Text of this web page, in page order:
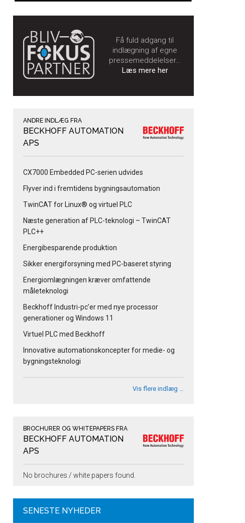
Få fuld adgang til
indlægning af egne
pressemeddelelser…
Læs mere her
ANDRE INDLÆG FRA
BECKHOFF AUTOMATION
APS
CX7000 Embedded PC-serien udvides
Flyver ind i fremtidens bygningsautomation
TwinCAT for Linux® og virtuel PLC
Næste generation af PLC-teknologi – TwinCAT
PLC++
Energibesparende produktion
Sikker energiforsyning med PC-baseret styring
Energiomlægningen kræver omfattende
måleteknologi
Beckhoff Industri-pc’er med nye processor
generationer og Windows 11
Virtuel PLC med Beckhoff
Innovative automationskoncepter for medie- og
bygningsteknologi
Vis flere indlæg …
BROCHURER OG WHITEPAPERS FRA
BECKHOFF AUTOMATION
APS
No brochures / white papers found.
SENESTE NYHEDER